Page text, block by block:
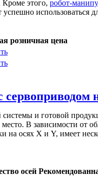
Кроме этого, робот-
розничная цена
сервоприводом
и готовой
В зависимости от
на осях X и Y, имеет
осей